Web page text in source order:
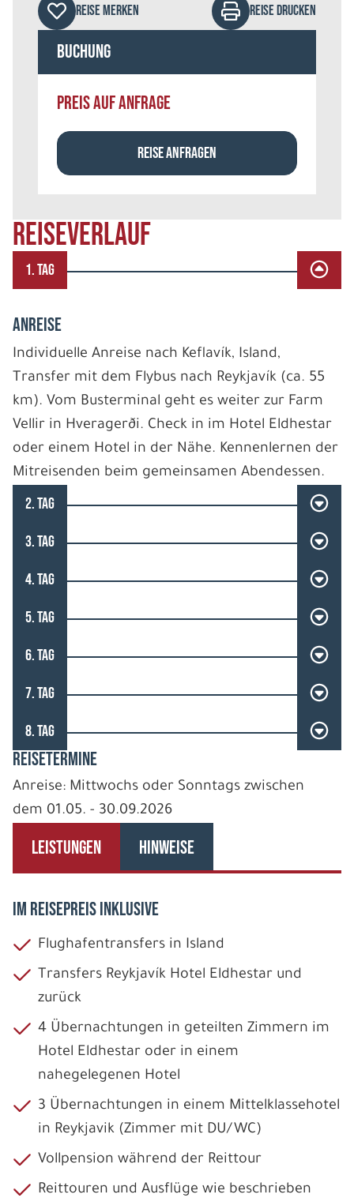
REISEVERLAUF
1. TAG
ANREISE
Individuelle Anreise nach Keflavík, Island,
Transfer mit dem Flybus nach Reykjavík (ca. 55
km). Vom Busterminal geht es weiter zur Farm
Vellir in Hveragerði. Check in im Hotel Eldhestar
oder einem Hotel in der Nähe. Kennenlernen der
Mitreisenden beim gemeinsamen Abendessen.
2. TAG
3. TAG
4. TAG
5. TAG
6. TAG
7. TAG
8. TAG
REISETERMINE
Anreise: Mittwochs oder Sonntags zwischen
dem 01.05. - 30.09.2026
LEISTUNGEN HINWEISE
IM REISEPREIS INKLUSIVE
Flughafentransfers in Island
Transfers Reykjavík Hotel Eldhestar und
zurück
4 Übernachtungen in geteilten Zimmern im
Hotel Eldhestar oder in einem
nahegelegenen Hotel
3 Übernachtungen in einem Mittelklassehotel
in Reykjavik (Zimmer mit DU/WC)
Vollpension während der Reittour
Reittouren und Ausflüge wie beschrieben
REISE MERKEN REISE DRUCKEN
Buchung
PREIS AUF ANFRAGE
REISE ANFRAGEN